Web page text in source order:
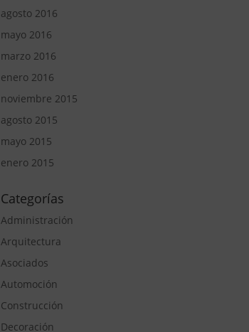
agosto 2016
mayo 2016
marzo 2016
enero 2016
noviembre 2015
agosto 2015
mayo 2015
enero 2015
Categorías
Administración
Arquitectura
Asociados
Automoción
Construcción
Decoración